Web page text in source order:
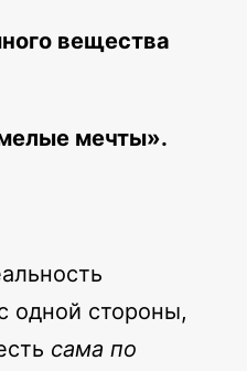
вещества
мечты».
одной стороны,
сама по